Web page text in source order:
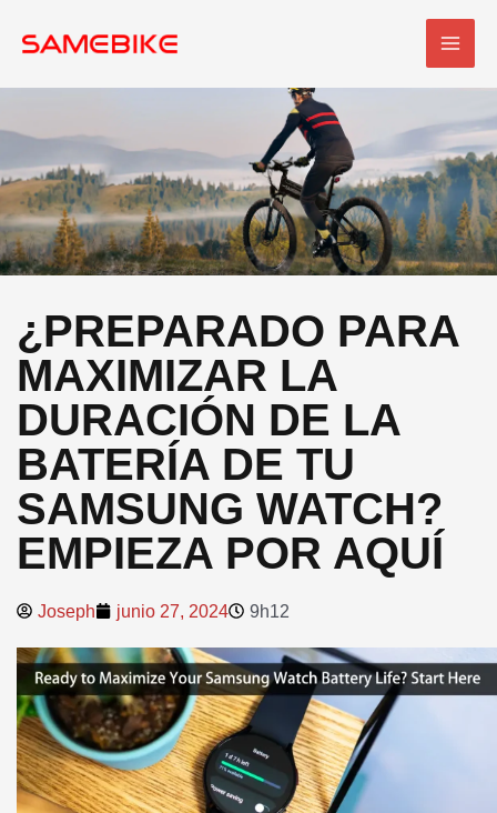
¿PREPARADO PARA
MAXIMIZAR LA
DURACIÓN DE LA
BATERÍA DE TU
SAMSUNG WATCH?
EMPIEZA POR AQUÍ
Joseph junio 27, 2024 9h12